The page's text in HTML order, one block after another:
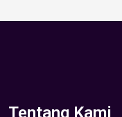
Tentang Kami